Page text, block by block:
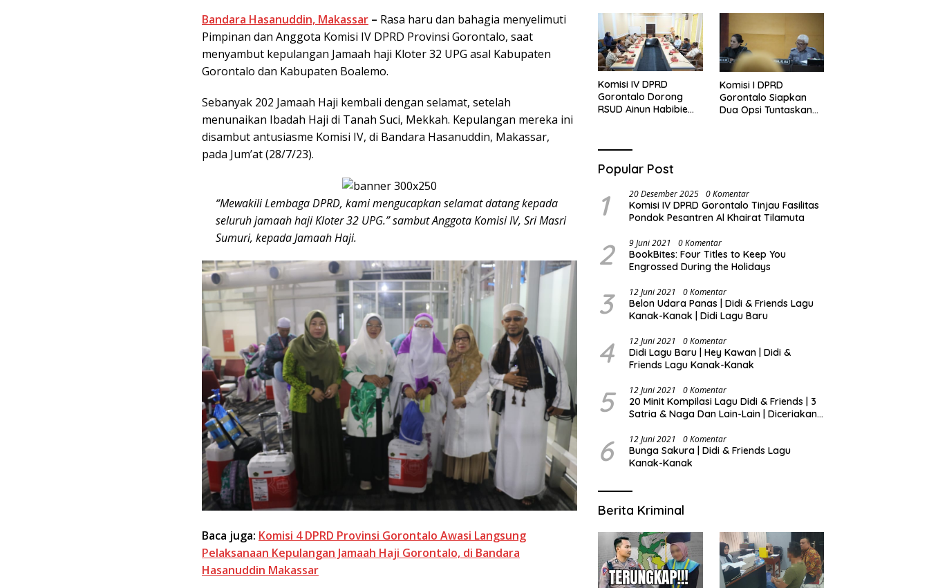
Bandara Hasanuddin, Makassar – Rasa haru dan bahagia menyelimuti
Pimpinan dan Anggota Komisi IV DPRD Provinsi Gorontalo, saat
menyambut kepulangan Jamaah haji Kloter 32 UPG asal Kabupaten
Gorontalo dan Kabupaten Boalemo.
Sebanyak 202 Jamaah Haji kembali dengan selamat, setelah
menunaikan Ibadah Haji di Tanah Suci, Mekkah. Kepulangan mereka ini
disambut antusiasme Komisi IV, di Bandara Hasanuddin, Makassar,
pada Jum’at (28/7/23).
“Mewakili Lembaga DPRD, kami mengucapkan selamat datang kepada
seluruh jamaah haji Kloter 32 UPG.” sambut Anggota Komisi IV, Sri Masri
Sumuri, kepada Jamaah Haji.
Baca juga: Komisi 4 DPRD Provinsi Gorontalo Awasi Langsung
Pelaksanaan Kepulangan Jamaah Haji Gorontalo, di Bandara
Hasanuddin Makassar
Komisi IV DPRD
Gorontalo Dorong
RSUD Ainun Habibie
Komisi I DPRD
Gorontalo Siapkan
Dua Opsi Tuntaskan
Popular Post
1 20 Desember 2025 0 Komentar
Komisi IV DPRD Gorontalo Tinjau Fasilitas
Pondok Pesantren Al Khairat Tilamuta
2 9 Juni 2021 0 Komentar
BookBites: Four Titles to Keep You
Engrossed During the Holidays
3 12 Juni 2021 0 Komentar
Belon Udara Panas | Didi & Friends Lagu
Kanak-Kanak | Didi Lagu Baru
4 12 Juni 2021 0 Komentar
Didi Lagu Baru | Hey Kawan | Didi &
Friends Lagu Kanak-Kanak
5 12 Juni 2021 0 Komentar
20 Minit Kompilasi Lagu Didi & Friends | 3
Satria & Naga Dan Lain-Lain | Diceriakan
6 12 Juni 2021 0 Komentar
Bunga Sakura | Didi & Friends Lagu
Kanak-Kanak
Berita Kriminal